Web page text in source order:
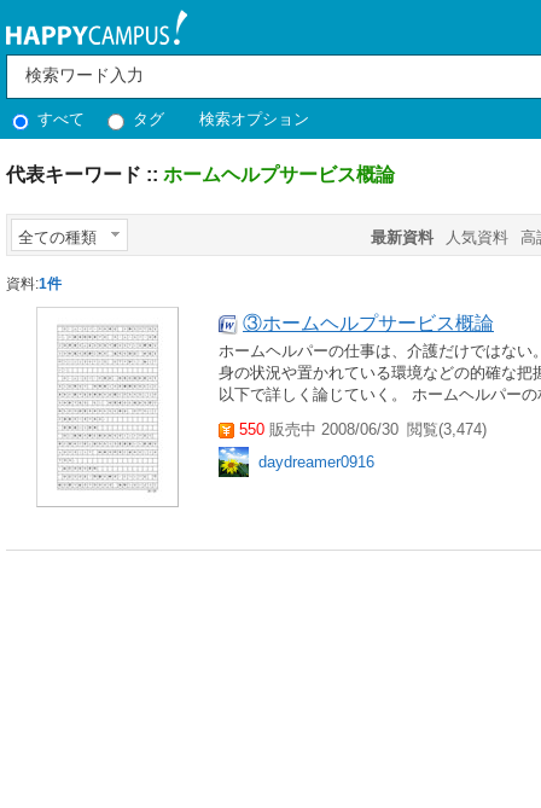
すべて タグ 検索オプション
代表キーワード :: ホームヘルプサービス概論
全ての種類 最新資料 人気資料 高
資料:1件
③ホームヘルプサービス概論
ホームヘルパーの仕事は、介護だけではな
身の状況や置かれている環境などの的確な
以下で詳しく論じていく。 ホームヘルパー
550 販売中 2008/06/30 閲覧(3,474)
daydreamer0916